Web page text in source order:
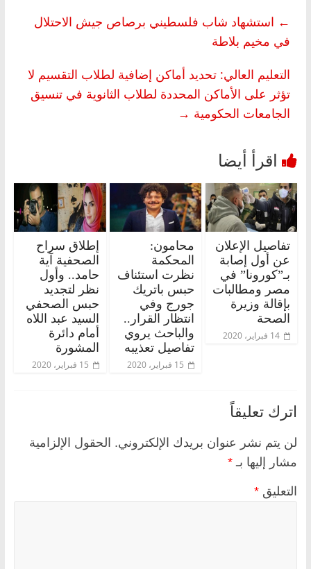
← استشهاد شاب فلسطيني برصاص جيش الاحتلال
في مخيم بلاطة
التعليم العالي: تحديد أماكن إضافية لطلاب التقسيم لا
تؤثر على الأماكن المحددة لطلاب الثانوية في تنسيق
الجامعات الحكومية →
تفاصيل الإعلان
عن أول إصابة
بـ”كورونا” في
مصر ومطالبات
بإقالة وزيرة
الصحة
14 فبراير، 2020
محامون:
المحكمة
نظرت استئناف
حبس باتريك
جورج وفي
انتظار القرار..
والباحث يروي
تفاصيل تعذيبه
15 فبراير، 2020
إطلاق سراح
الصحفية آية
حامد.. وأول
نظر لتجديد
حبس الصحفي
السيد عبد اللاه
أمام دائرة
المشورة
15 فبراير، 2020
اترك تعليقاً
لن يتم نشر عنوان بريدك الإلكتروني. الحقول الإلزامية
مشار إليها بـ *
التعليق *